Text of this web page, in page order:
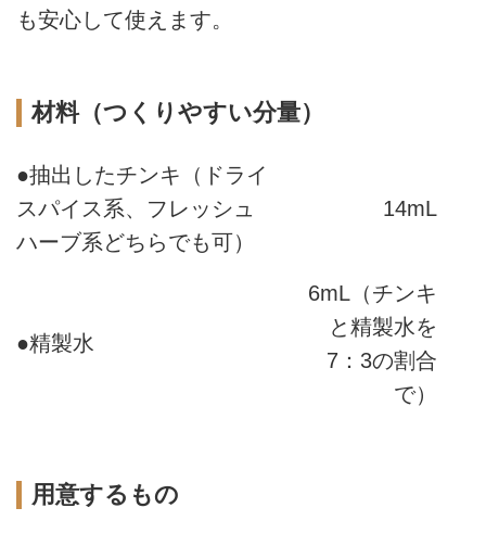
も安心して使えます。
材料（つくりやすい分量）
●抽出したチンキ（ドライ
スパイス系、フレッシュ
ハーブ系どちらでも可）
14mL
●精製水
6mL（チンキ
と精製水を
7：3の割合
で）
用意するもの